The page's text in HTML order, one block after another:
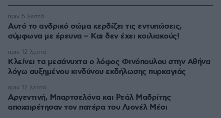
Αυτό το ανδρικό σώμα κερδίζει τις εντυπώσεις,
σύμφωνα με έρευνα – Και δεν έχει κοιλιακούς!
πριν 5 λεπτά
Κλείνει τα μεσάνυχτα ο λόφος Φινόπουλου στην Αθήνα
λόγω αυξημένου κινδύνου εκδήλωσης πυρκαγιάς
πριν 12 λεπτά
Αργεντινή, Μπαρτσελόνα και Ρεάλ Μαδρίτης
αποχαιρέτησαν τον πατέρα του Λιονέλ Μέσι
πριν 12 λεπτά